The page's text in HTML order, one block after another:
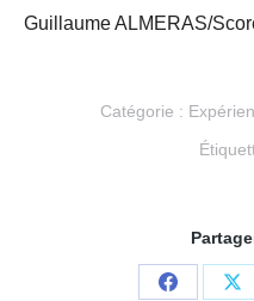
Guillaume ALMERAS/
Catégorie :